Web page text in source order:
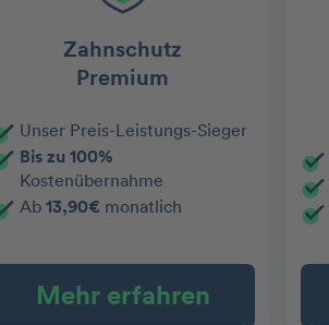
Zahnschutz
Premium
Unser Preis-Leistungs-Sieger
Bis zu 100%
Kostenübernahme
Ab13,90€ monatlich
Mehr erfahren